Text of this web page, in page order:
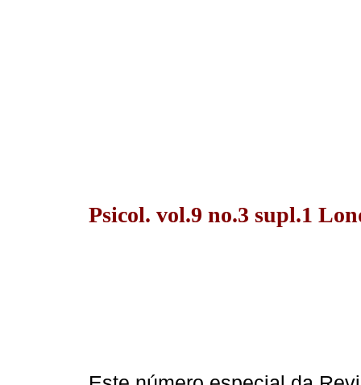
Psicol. vol.9 no.3 supl.1